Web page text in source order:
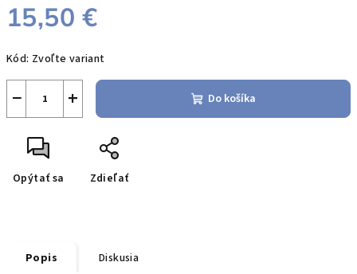
15,50 €
cena:
Kód: Zvoľte variant
+
− Do košíka
Opýtať sa Zdieľať
Popis Diskusia